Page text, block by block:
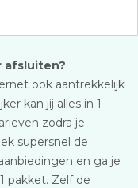
afsluiten?
ook aantrekkelijk
kan jij alles in 1
zodra je
supersnel de
en ga je
pakket. Zelf de